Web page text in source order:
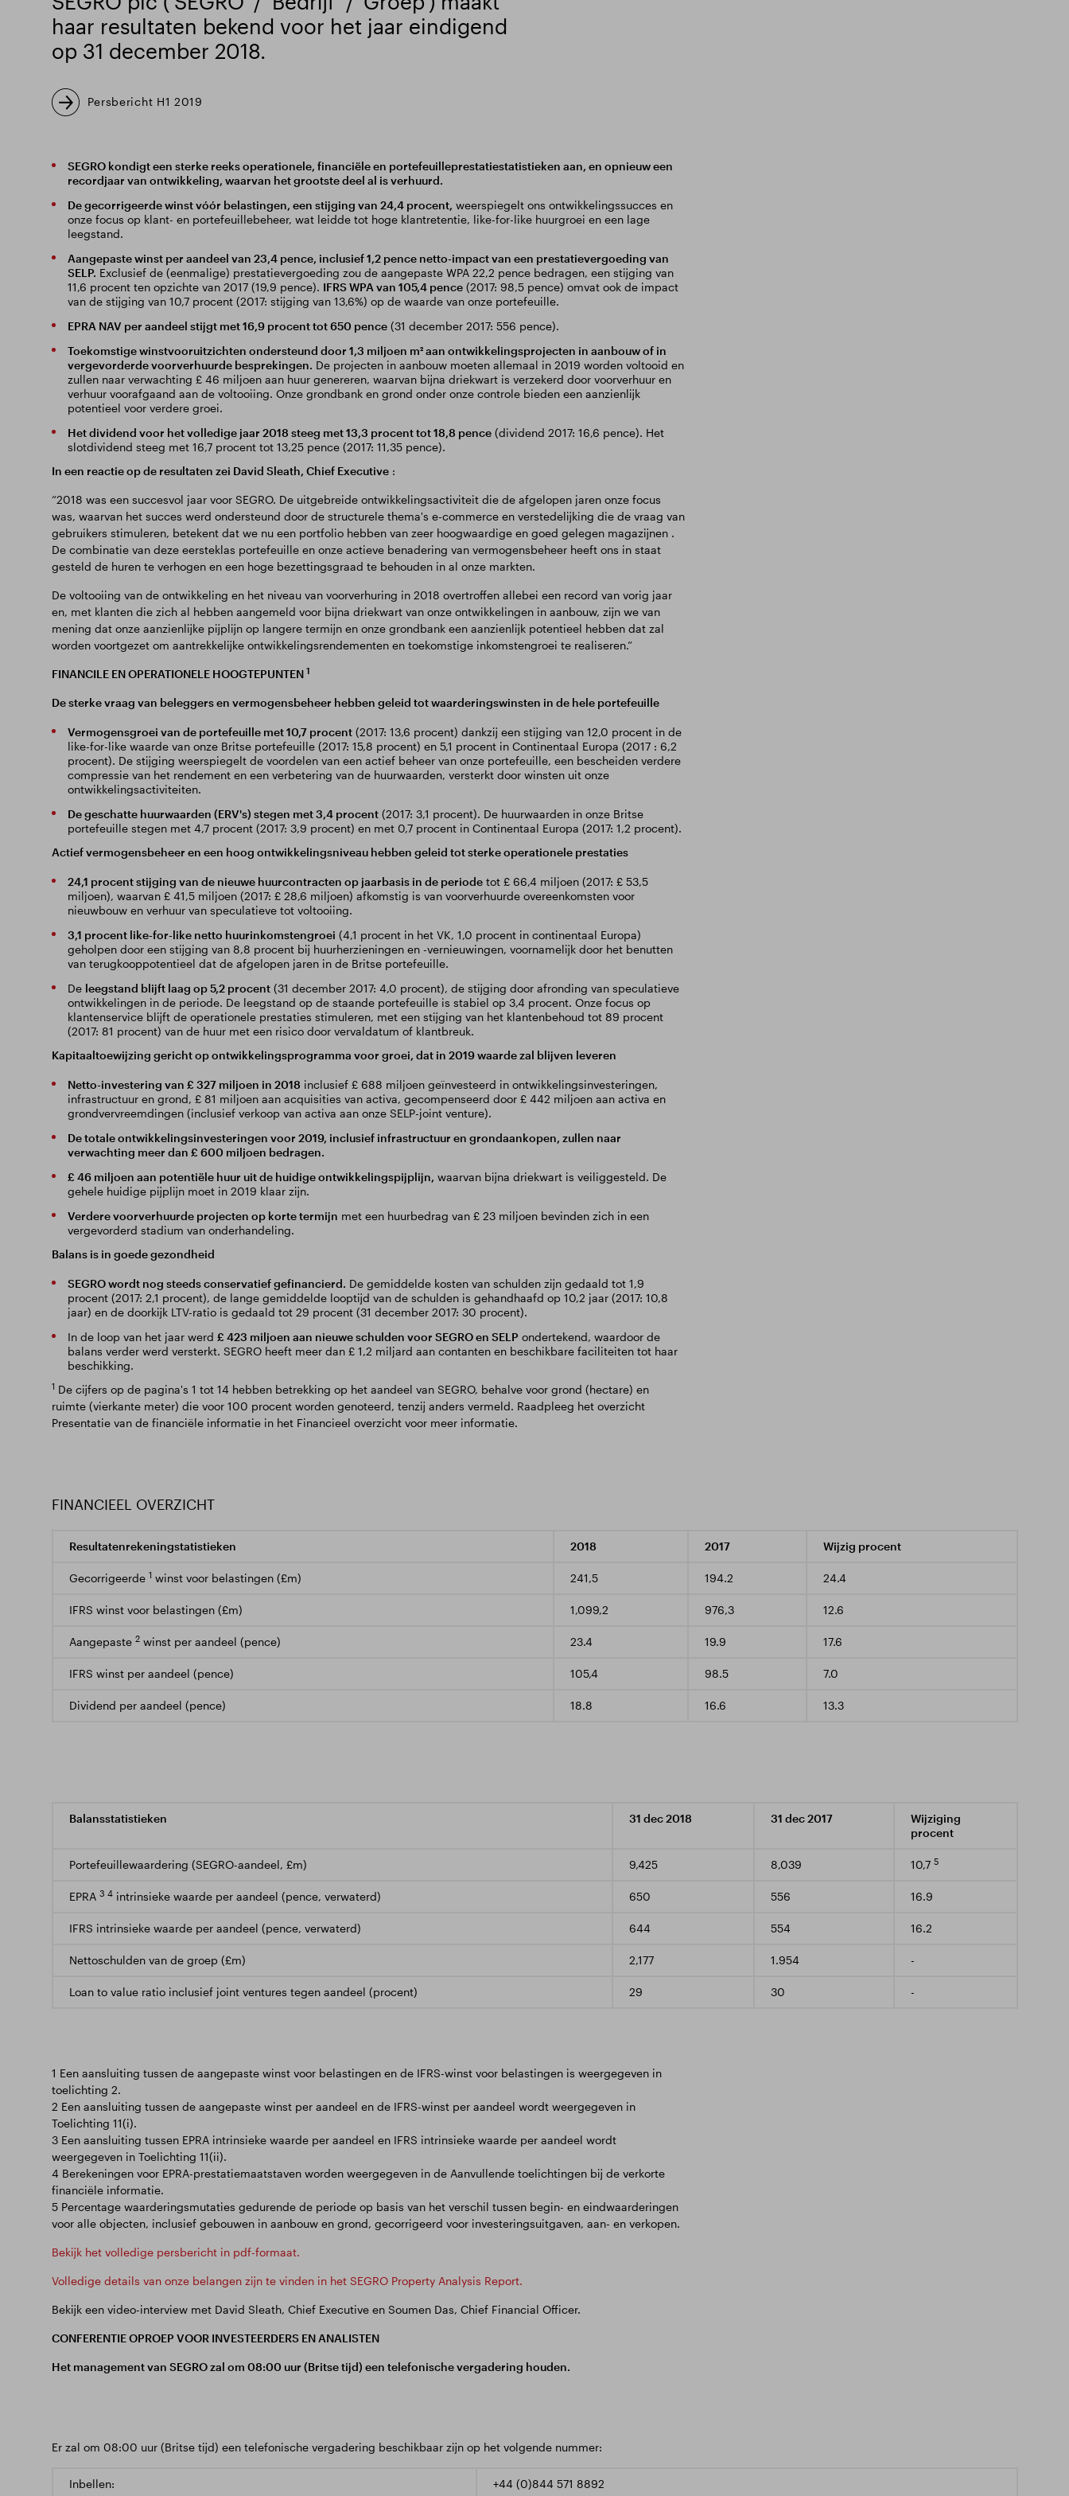
haar resultaten bekend voor het jaar eindigend
op 31 december 2018.
Persbericht H1 2019
SEGRO kondigt een sterke reeks operationele, financiële en portefeuilleprestatiestatistieken aan, en opnieuw een
recordjaar van ontwikkeling, waarvan het grootste deel al is verhuurd.
De gecorrigeerde winst vóór belastingen, een stijging van 24,4 procent, weerspiegelt ons ontwikkelingssucces en
onze focus op klant- en portefeuillebeheer, wat leidde tot hoge klantretentie, like-for-like huurgroei en een lage
leegstand.
Aangepaste winst per aandeel van 23,4 pence, inclusief 1,2 pence netto-impact van een prestatievergoeding van
SELP. Exclusief de (eenmalige) prestatievergoeding zou de aangepaste WPA 22,2 pence bedragen, een stijging van
11,6 procent ten opzichte van 2017 (19,9 pence). IFRS WPA van 105,4 pence(2017: 98,5 pence) omvat ook de impact
van de stijging van 10,7 procent (2017: stijging van 13,6%) op de waarde van onze portefeuille.
EPRA NAV per aandeel stijgt met 16,9 procent tot 650 pence(31 december 2017: 556 pence).
Toekomstige winstvooruitzichten ondersteund door 1,3 miljoen m² aan ontwikkelingsprojecten in aanbouw of in
vergevorderde voorverhuurde besprekingen. De projecten in aanbouw moeten allemaal in 2019 worden voltooid en
zullen naar verwachting £ 46 miljoen aan huur genereren, waarvan bijna driekwart is verzekerd door voorverhuur en
verhuur voorafgaand aan de voltooiing. Onze grondbank en grond onder onze controle bieden een aanzienlijk
potentieel voor verdere groei.
Het dividend voor het volledige jaar 2018 steeg met 13,3 procent tot 18,8 pence(dividend 2017: 16,6 pence). Het
slotdividend steeg met 16,7 procent tot 13,25 pence (2017: 11,35 pence).
In een reactie op de resultaten zei David Sleath, Chief Executive:
“2018 was een succesvol jaar voor SEGRO. De uitgebreide ontwikkelingsactiviteit die de afgelopen jaren onze focus
was, waarvan het succes werd ondersteund door de structurele thema's e-commerce en verstedelijking die de vraag van
gebruikers stimuleren, betekent dat we nu een portfolio hebben van zeer hoogwaardige en goed gelegen magazijnen .
De combinatie van deze eersteklas portefeuille en onze actieve benadering van vermogensbeheer heeft ons in staat
gesteld de huren te verhogen en een hoge bezettingsgraad te behouden in al onze markten.
De voltooiing van de ontwikkeling en het niveau van voorverhuring in 2018 overtroffen allebei een record van vorig jaar
en, met klanten die zich al hebben aangemeld voor bijna driekwart van onze ontwikkelingen in aanbouw, zijn we van
mening dat onze aanzienlijke pijplijn op langere termijn en onze grondbank een aanzienlijk potentieel hebben dat zal
worden voortgezet om aantrekkelijke ontwikkelingsrendementen en toekomstige inkomstengroei te realiseren.”
FINANCILE EN OPERATIONELE HOOGTEPUNTEN 1
De sterke vraag van beleggers en vermogensbeheer hebben geleid tot waarderingswinsten in de hele portefeuille
Vermogensgroei van de portefeuille met 10,7 procent(2017: 13,6 procent) dankzij een stijging van 12,0 procent in de
like-for-like waarde van onze Britse portefeuille (2017: 15,8 procent) en 5,1 procent in Continentaal Europa (2017 : 6,2
procent). De stijging weerspiegelt de voordelen van een actief beheer van onze portefeuille, een bescheiden verdere
compressie van het rendement en een verbetering van de huurwaarden, versterkt door winsten uit onze
ontwikkelingsactiviteiten.
De geschatte huurwaarden (ERV's) stegen met 3,4 procent(2017: 3,1 procent). De huurwaarden in onze Britse
portefeuille stegen met 4,7 procent (2017: 3,9 procent) en met 0,7 procent in Continentaal Europa (2017: 1,2 procent).
Actief vermogensbeheer en een hoog ontwikkelingsniveau hebben geleid tot sterke operationele prestaties
24,1 procent stijging van de nieuwe huurcontracten op jaarbasis in de periodetot £ 66,4 miljoen (2017: £ 53,5
miljoen), waarvan £ 41,5 miljoen (2017: £ 28,6 miljoen) afkomstig is van voorverhuurde overeenkomsten voor
nieuwbouw en verhuur van speculatieve tot voltooiing.
3,1 procent like-for-like netto huurinkomstengroei (4,1 procent in het VK, 1,0 procent in continentaal Europa)
geholpen door een stijging van 8,8 procent bij huurherzieningen en -vernieuwingen, voornamelijk door het benutten
van terugkooppotentieel dat de afgelopen jaren in de Britse portefeuille.
De leegstand blijft laag op 5,2 procent(31 december 2017: 4,0 procent), de stijging door afronding van speculatieve
ontwikkelingen in de periode. De leegstand op de staande portefeuille is stabiel op 3,4 procent. Onze focus op
klantenservice blijft de operationele prestaties stimuleren, met een stijging van het klantenbehoud tot 89 procent
(2017: 81 procent) van de huur met een risico door vervaldatum of klantbreuk.
Kapitaaltoewijzing gericht op ontwikkelingsprogramma voor groei, dat in 2019 waarde zal blijven leveren
Netto-investering van £ 327 miljoen in 2018 inclusief £ 688 miljoen geïnvesteerd in ontwikkelingsinvesteringen,
infrastructuur en grond, £ 81 miljoen aan acquisities van activa, gecompenseerd door £ 442 miljoen aan activa en
grondvervreemdingen (inclusief verkoop van activa aan onze SELP-joint venture).
De totale ontwikkelingsinvesteringen voor 2019, inclusief infrastructuur en grondaankopen, zullen naar
verwachting meer dan £ 600 miljoen bedragen.
£ 46 miljoen aan potentiële huur uit de huidige ontwikkelingspijplijn, waarvan bijna driekwart is veiliggesteld. De
gehele huidige pijplijn moet in 2019 klaar zijn.
Verdere voorverhuurde projecten op korte termijn met een huurbedrag van £ 23 miljoen bevinden zich in een
vergevorderd stadium van onderhandeling.
Balans is in goede gezondheid
SEGRO wordt nog steeds conservatief gefinancierd. De gemiddelde kosten van schulden zijn gedaald tot 1,9
procent (2017: 2,1 procent), de lange gemiddelde looptijd van de schulden is gehandhaafd op 10,2 jaar (2017: 10,8
jaar) en de doorkijk LTV-ratio is gedaald tot 29 procent (31 december 2017: 30 procent).
In de loop van het jaar werd £ 423 miljoen aan nieuwe schulden voor SEGRO en SELP ondertekend, waardoor de
balans verder werd versterkt. SEGRO heeft meer dan £ 1,2 miljard aan contanten en beschikbare faciliteiten tot haar
beschikking.
1 De cijfers op de pagina's 1 tot 14 hebben betrekking op het aandeel van SEGRO, behalve voor grond (hectare) en
ruimte (vierkante meter) die voor 100 procent worden genoteerd, tenzij anders vermeld. Raadpleeg het overzicht
Presentatie van de financiële informatie in het Financieel overzicht voor meer informatie.
FINANCIEEL OVERZICHT
Resultatenrekeningstatistieken 2018 2017 Wijzig procent
Gecorrigeerde 1 winst voor belastingen (£m) 241,5 194.2 24.4
IFRS winst voor belastingen (£m) 1,099,2 976,3 12.6
Aangepaste 2winst per aandeel (pence) 23.4 19.9 17.6
IFRS winst per aandeel (pence) 105,4 98.5 7.0
Dividend per aandeel (pence) 18.8 16.6 13.3
Balansstatistieken 31 dec 2018 31 dec 2017
Wijziging
procent
Portefeuillewaardering (SEGRO-aandeel, £m) 9,425 8,039 10,7 5
EPRA 3 4intrinsieke waarde per aandeel (pence, verwaterd) 650 556 16.9
IFRS intrinsieke waarde per aandeel (pence, verwaterd) 644 554 16.2
Nettoschulden van de groep (£m) 2,177 1.954 -
Loan to value ratio inclusief joint ventures tegen aandeel (procent) 29 30 -
1 Een aansluiting tussen de aangepaste winst voor belastingen en de IFRS-winst voor belastingen is weergegeven in
toelichting 2.
2 Een aansluiting tussen de aangepaste winst per aandeel en de IFRS-winst per aandeel wordt weergegeven in
Toelichting 11(i).
3 Een aansluiting tussen EPRA intrinsieke waarde per aandeel en IFRS intrinsieke waarde per aandeel wordt
weergegeven in Toelichting 11(ii).
4 Berekeningen voor EPRA-prestatiemaatstaven worden weergegeven in de Aanvullende toelichtingen bij de verkorte
financiële informatie.
5 Percentage waarderingsmutaties gedurende de periode op basis van het verschil tussen begin- en eindwaarderingen
voor alle objecten, inclusief gebouwen in aanbouw en grond, gecorrigeerd voor investeringsuitgaven, aan- en verkopen.
Bekijk het volledige persbericht in pdf-formaat.
Volledige details van onze belangen zijn te vinden in het SEGRO Property Analysis Report.
Bekijk een video-interview met David Sleath, Chief Executive en Soumen Das, Chief Financial Officer.
CONFERENTIE OPROEP VOOR INVESTEERDERS EN ANALISTEN
Het management van SEGRO zal om 08:00 uur (Britse tijd) een telefonische vergadering houden.
Er zal om 08:00 uur (Britse tijd) een telefonische vergadering beschikbaar zijn op het volgende nummer:
Inbellen: +44 (0)844 571 8892